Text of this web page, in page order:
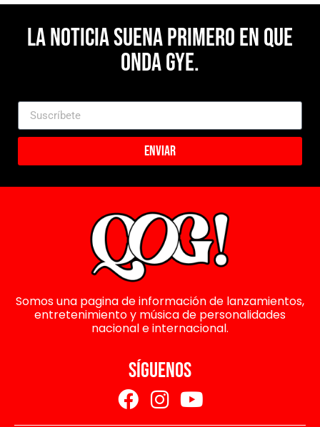
La noticia suena primero en Que
Onda Gye.
Enviar
Somos una pagina de información de lanzamientos,
entretenimiento y música de personalidades
nacional e internacional.
SÍGUENOS